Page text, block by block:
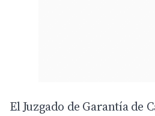
El Juzgado de Garantía de